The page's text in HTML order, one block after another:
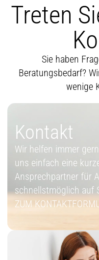
Treten
Sie haben
Beratungsbedarf?
wenige
Kontakt
Wir helfen immer
uns einfach eine
Ansprechpartner für
schnellstmöglich auf
ZUM